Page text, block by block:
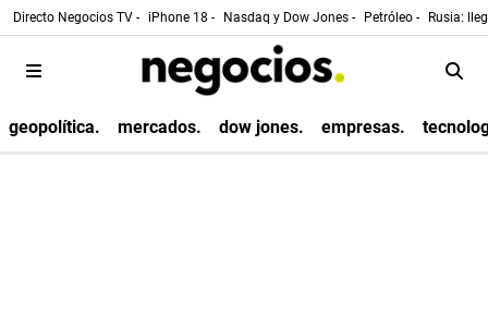
Directo Negocios TV - iPhone 18 - Nasdaq y Dow Jones - Petróleo - Rusia:
geopolítica. mercados. dow jones. empresas.